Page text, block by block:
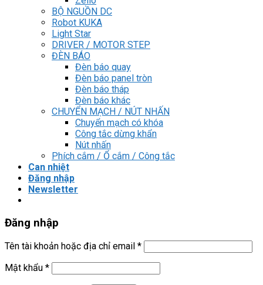
BỘ NGUỒN DC
Robot KUKA
Light Star
DRIVER / MOTOR STEP
ĐÈN BÁO
Đèn báo quay
Đèn báo panel tròn
Đèn báo tháp
Đèn báo khác
CHUYỂN MẠCH / NÚT NHẤN
Chuyển mạch có khóa
Công tắc dừng khẩn
Nút nhấn
Phích cắm / Ổ cắm / Công tắc
Can nhiệt
Đăng nhập
Newsletter
Đăng nhập
Tên tài khoản hoặc địa chỉ email *
Mật khẩu *